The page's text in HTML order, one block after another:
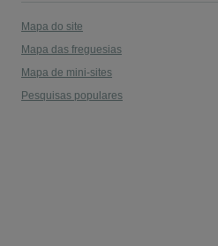
Mapa do site
Mapa das freguesias
Mapa de mini-sites
Pesquisas populares